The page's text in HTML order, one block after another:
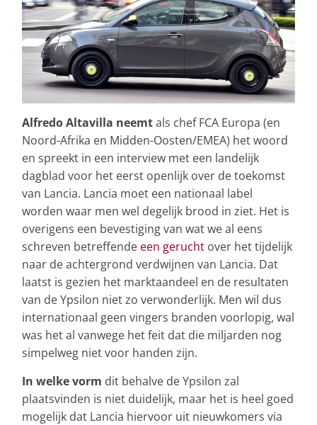
Alfredo Altavilla neemtals chef FCA Europa (en
Noord-Afrika en Midden-Oosten/EMEA) het woord
en spreekt in een interview met een landelijk
dagblad voor het eerst openlijk over de toekomst
van Lancia. Lancia moet een nationaal label
worden waar men wel degelijk brood in ziet. Het is
overigens een bevestiging van wat we al eens
schreven betreffende een gerucht over het tijdelijk
naar de achtergrond verdwijnen van Lancia. Dat
laatst is gezien het marktaandeel en de resultaten
van de Ypsilon niet zo verwonderlijk. Men wil dus
internationaal geen vingers branden voorlopig, wal
was het al vanwege het feit dat die miljarden nog
simpelweg niet voor handen zijn.
In welke vorm dit behalve de Ypsilon zal
plaatsvinden is niet duidelijk, maar het is heel goed
mogelijk dat Lancia hiervoor uit nieuwkomers via